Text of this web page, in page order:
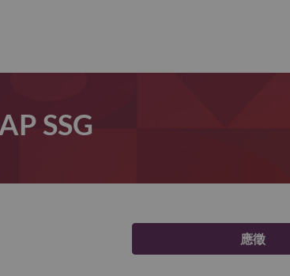
SSG
應徵